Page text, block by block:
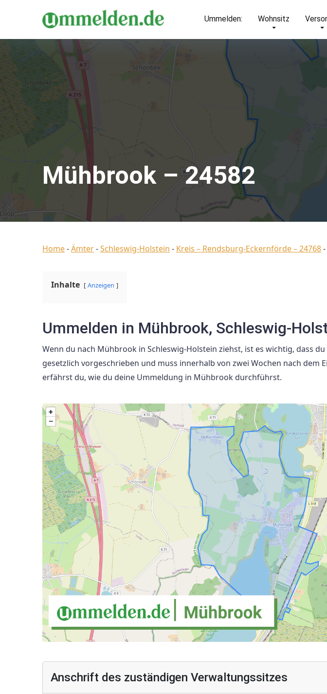
Ummelden: Wohnsitz
Mühbrook – 24582
Home-Ämter-Schleswig-Holstein - Kreis – Rendsburg-Eckernförde – 24768-
Inhalte Anzeigen
Ummelden in Mühbrook, Schleswig-
Wenn du nach Mühbrook in Schleswig-Holstein ziehst, ist es wichtig, dass
gesetzlich vorgeschrieben und muss innerhalb von zwei Wochen nach dem
erfährst du, wie du deine Ummeldung in Mühbrook durchführst.
Anschrift des zuständigen Verwaltungssitzes